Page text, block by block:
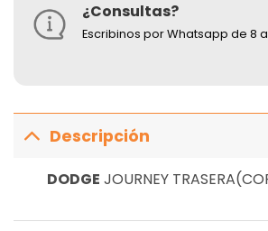
¿Consultas?
Escribinos por Whatsapp de 8 a
Descripción
DODGE JOURNEY